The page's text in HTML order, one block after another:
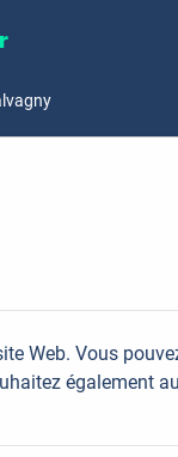
Web. Vous
également